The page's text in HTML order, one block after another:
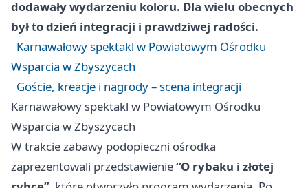
dodawały wydarzeniu koloru. Dla wielu obecnych
był to dzień integracji i prawdziwej radości.
Karnawałowy spektakl w Powiatowym Ośrodku
Wsparcia w Zbyszycach
Goście, kreacje i nagrody – scena integracji
Karnawałowy spektakl w Powiatowym Ośrodku
Wsparcia w Zbyszycach
W trakcie zabawy podopieczni ośrodka
zaprezentowali przedstawienie“O rybaku i złotej